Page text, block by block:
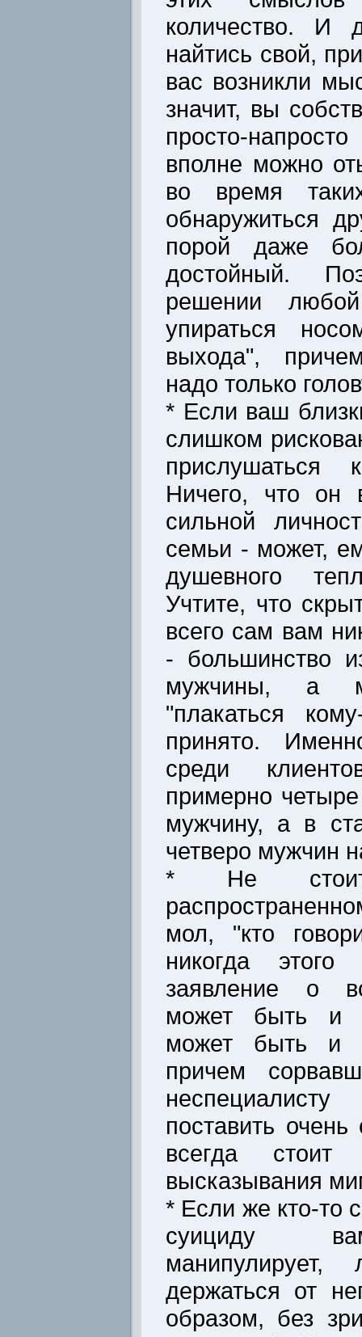
количество. И
найтись свой,
вас возникли
значит, вы
просто-
вполне можно
во время
обнаружиться
порой даже
достойный.
решении
упираться
выхода",
надо только
* Если ваш
слишком
Ничего, что он
сильной
семьи - может,
душевного
Учтите, что
всего сам вам
- большинство
мужчины, а
"плакаться
принято.
среди
примерно
мужчину, а в
четверо мужчин
* Не
мол, "кто
никогда
заявление о
может быть и
может быть и
причем
поставить
всегда стоит
высказывания
* Если же кто-то
суициду
держаться от
образом, без